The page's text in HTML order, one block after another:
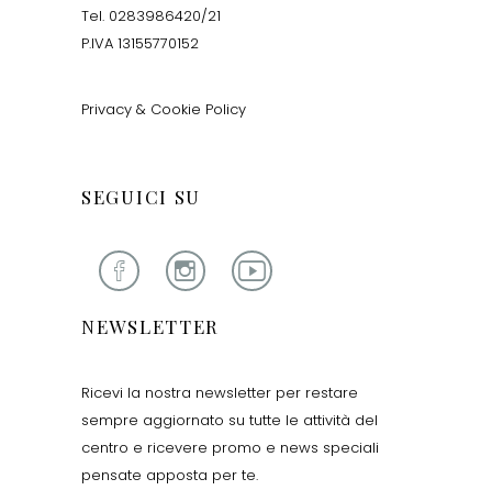
Tel. 0283986420/21
P.IVA 13155770152
Privacy & Cookie Policy
SEGUICI SU
NEWSLETTER
Ricevi la nostra newsletter per restare
sempre aggiornato su tutte le attività del
centro e ricevere promo e news speciali
pensate apposta per te.